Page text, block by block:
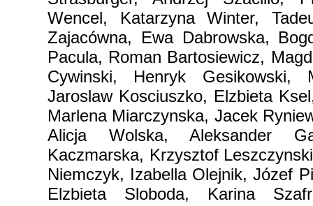
Wencel, Katarzyna Winter,
Zajacówna, Ewa Dabrowska,
Pacula, Roman Bartosiewicz,
Cywinski, Henryk Gesikowski,
Jaroslaw Kosciuszko, Elzbieta
Marlena Miarczynska, Jacek
Alicja Wolska, Aleksander
Kaczmarska, Krzysztof
Niemczyk, Izabella Olejnik, Józef
Elzbieta Sloboda, Karina